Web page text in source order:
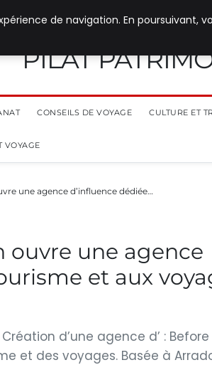
PILAT
CONSEILS DE VOYAGE CULTURE ET
VOYAGE
une agence d’influence dédiée…
ouvre une agence
et aux
Création d’une agence d’ :
et des voyages. Basée à
de navigation. En poursuivant,